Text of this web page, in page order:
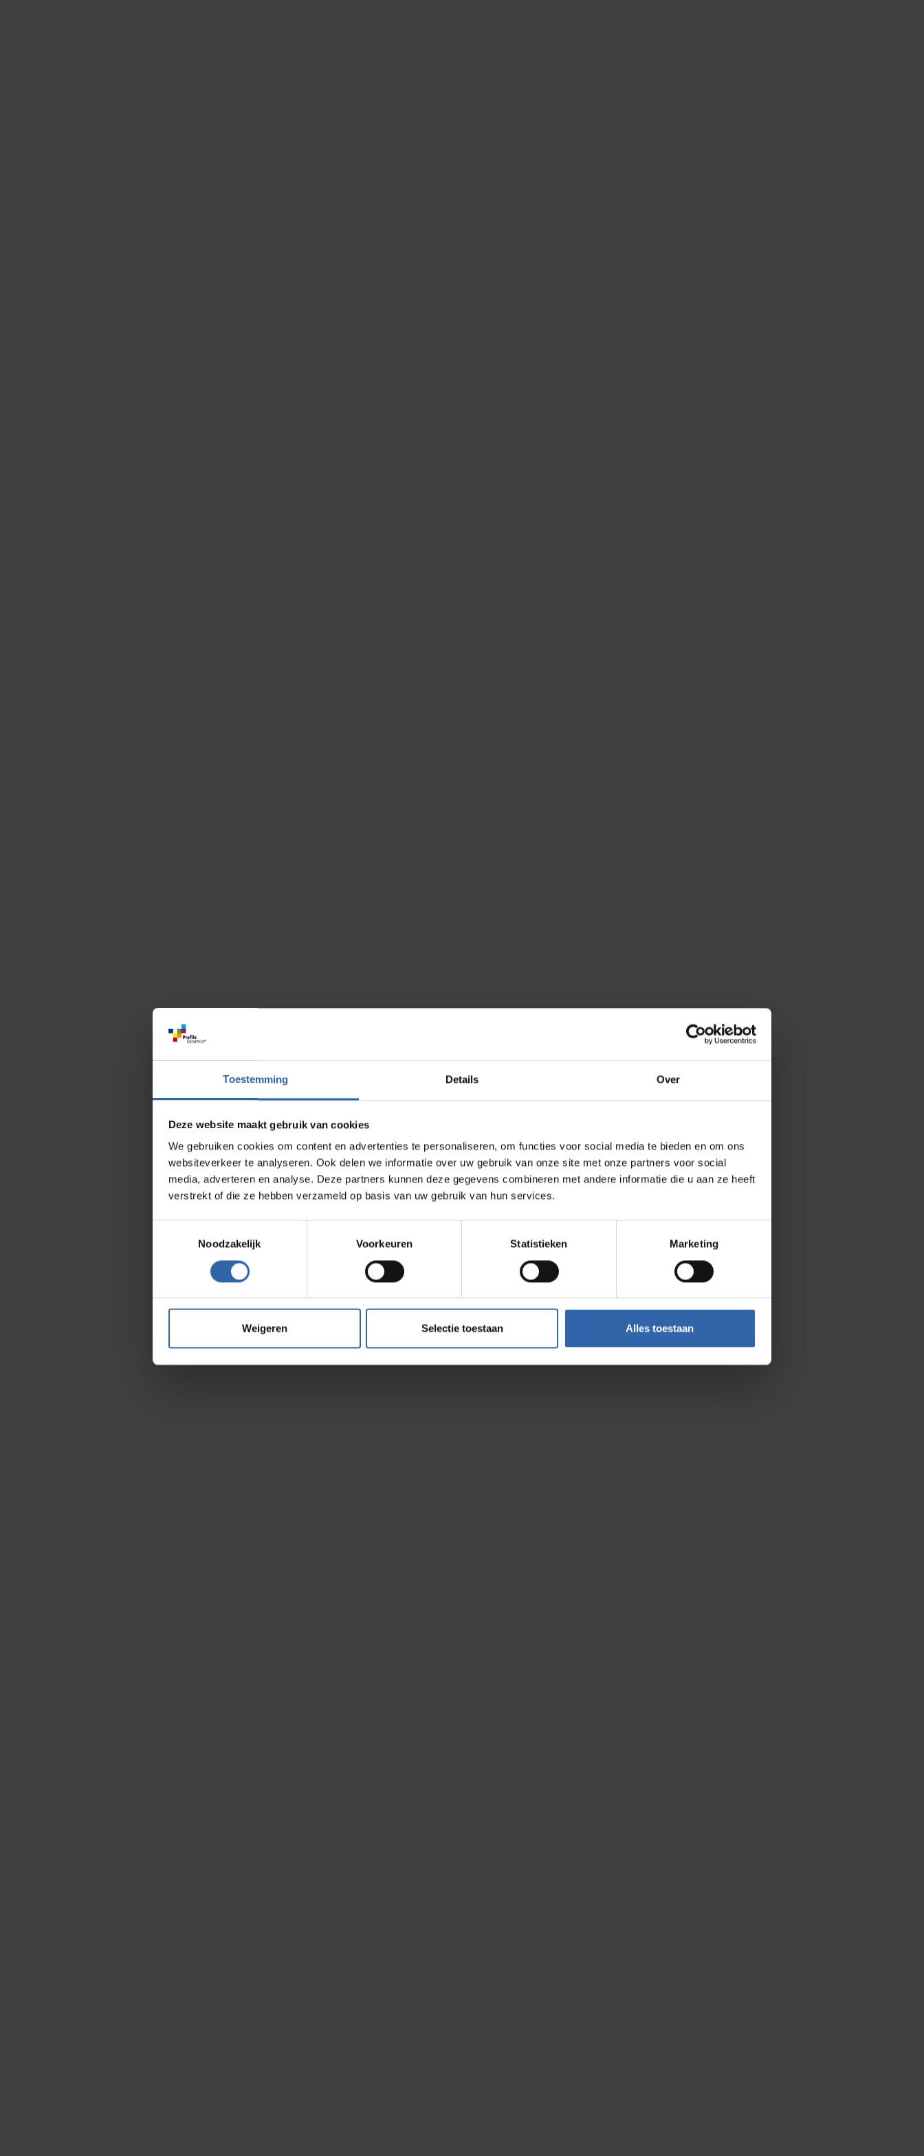
Toestemming Details Over
Deze website maakt gebruik van cookies
We gebruiken cookies om content en advertenties te personaliseren, om functies voor social media te bieden en om ons
websiteverkeer te analyseren. Ook delen we informatie over uw gebruik van onze site met onze partners voor social
media, adverteren en analyse. Deze partners kunnen deze gegevens combineren met andere informatie die u aan ze heeft
verstrekt of die ze hebben verzameld op basis van uw gebruik van hun services.
Noodzakelijk
Voorkeuren Statistieken Marketing
Weigeren Selectie toestaan Alles toestaan